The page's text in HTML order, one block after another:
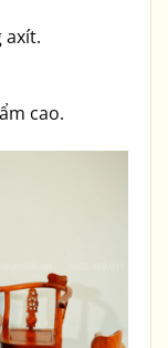
axít.
cao.